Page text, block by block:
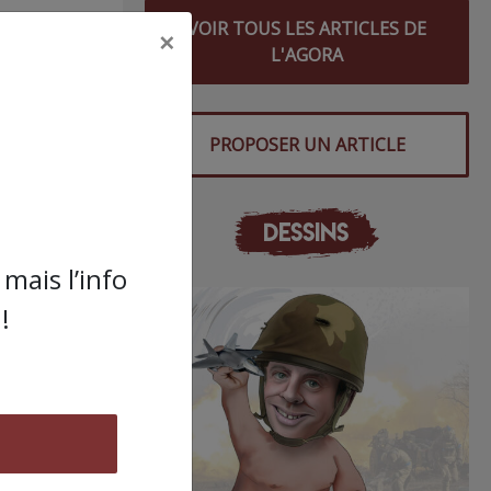
VOIR TOUS LES ARTICLES DE
L'AGORA
PROPOSER UN ARTICLE
DESSINS
×
l’info